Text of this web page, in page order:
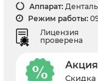
Аппарат:
Режим работы:
Лицензия
проверена
Скидка